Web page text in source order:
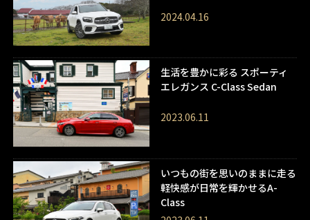
2024.04.16
生活を豊かに彩る スポーティ
エレガンス C-Class Sedan
2023.06.11
いつもの街を思いのままに走る
軽快感が日常を輝かせるA-
Class